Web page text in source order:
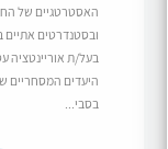
האסטרטגיים של
ובסטנדרטים
בעל/ת אוריינטציה
היעדים המסחריים
בסבי...